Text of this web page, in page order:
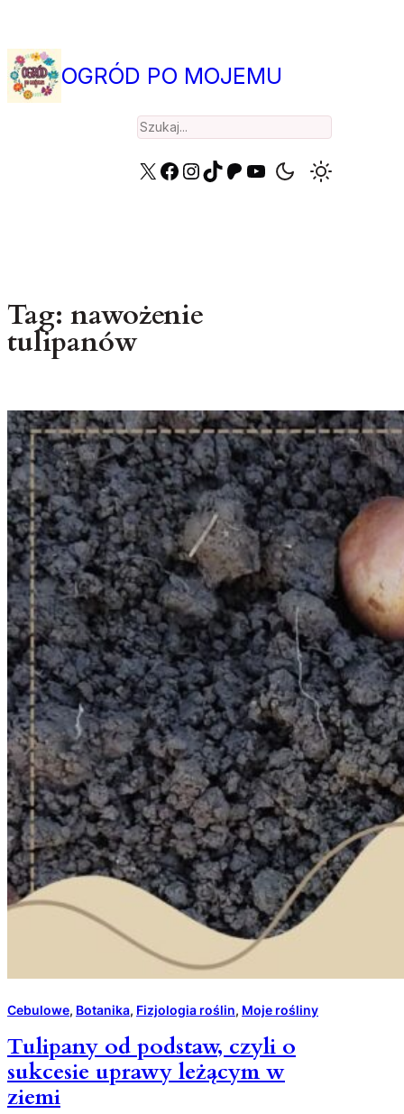
treści
OGRÓD PO MOJEMU
Search
X Facebook
Instagram
TikTok
Patreon
YouTube
Tag: nawożenie
tulipanów
Cebulowe, Botanika, Fizjologia roślin, Moje rośliny
Tulipany od podstaw, czyli o
sukcesie uprawy leżącym w
ziemi